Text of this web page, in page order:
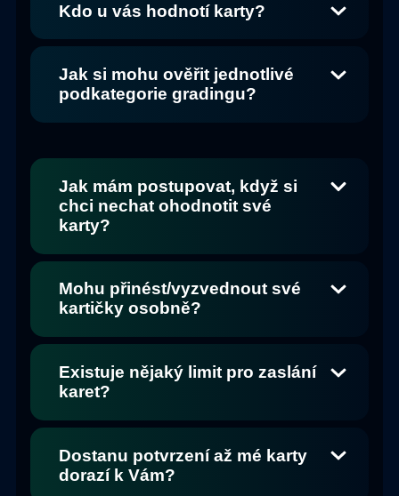
Kdo u vás hodnotí karty?
Jak si mohu ověřit jednotlivé
podkategorie gradingu?
Jak mám postupovat, když si
chci nechat ohodnotit své
karty?
Mohu přinést/vyzvednout své
kartičky osobně?
Existuje nějaký limit pro zaslání
karet?
Dostanu potvrzení až mé karty
dorazí k Vám?